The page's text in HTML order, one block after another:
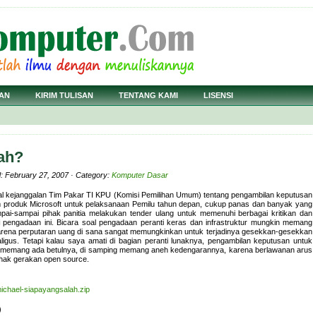
KIRIM TULISAN TENTANG KAMI LISENSI
February 27, 2007 · Category: Komputer Dasar
kejanggalan Tim Pakar TI KPU (Komisi Pemilihan Umum) tentang pengambilan keputusan
produk Microsoft untuk pelaksanaan Pemilu tahun depan, cukup panas dan banyak yang
sampai pihak panitia melakukan tender ulang untuk memenuhi berbagai kritikan dan
ini. Bicara soal pengadaan peranti keras dan infrastruktur mungkin memang
perputaran uang di sana sangat memungkinkan untuk terjadinya gesekkan-gesekkan
Tetapi kalau saya amati di bagian peranti lunaknya, pengambilan keputusan untuk
ada betulnya, di samping memang aneh kedengarannya, karena berlawanan arus
gerakan open source.
siapayangsalah.zip